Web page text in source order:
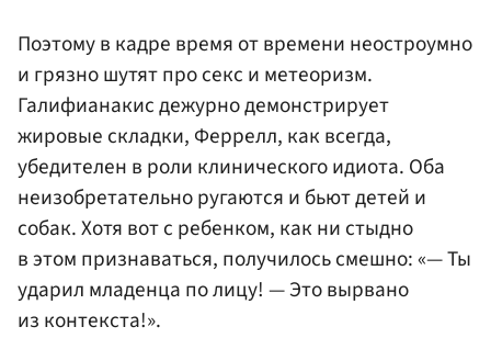
Поэтому в кадре время от времени неостроумно
и грязно шутят про секс и метеоризм.
Галифианакис дежурно демонстрирует
жировые складки, Феррелл, как всегда,
убедителен в роли клинического идиота. Оба
неизобретательно ругаются и бьют детей и
собак. Хотя вот с ребенком, как ни стыдно
в этом признаваться, получилось смешно: «— Ты
ударил младенца по лицу! — Это вырвано
из контекста!».